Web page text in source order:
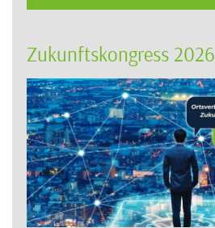
Zukunftskongress 2026